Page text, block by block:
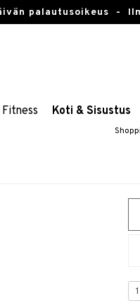
palautusoikeus -
Fitness Koti & Sisustus